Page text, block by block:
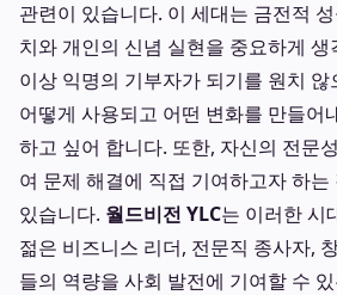
관련이 있습니다. 이 세대는 금전적
치와 개인의 신념 실현을 중요하게 생
이상 익명의 기부자가 되기를 원치
어떻게 사용되고 어떤 변화를 만들어
하고 싶어 합니다. 또한, 자신의 전문
여 문제 해결에 직접 기여하고자 하
있습니다. 월드비전 YLC는 이러한 시
젊은 비즈니스 리더, 전문직 종사자,
들의 역량을 사회 발전에 기여할 수